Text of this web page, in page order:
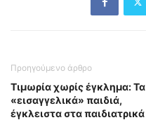
Προηγούμενο άρθρο
Τιμωρία χωρίς έγκλημα: Τα
«εισαγγελικά» παιδιά,
έγκλειστα στα παιδιατρικά